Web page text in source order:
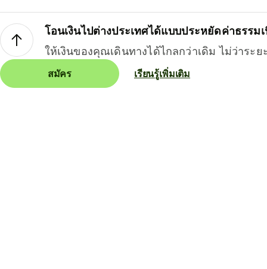
โอนเงินไปต่างประเทศได้แบบประหยัดค่าธรรม
ให้เงินของคุณเดินทางได้ไกลกว่าเดิม ไม่ว่าระย
สมัคร เรียนรู้เพิ่มเติม